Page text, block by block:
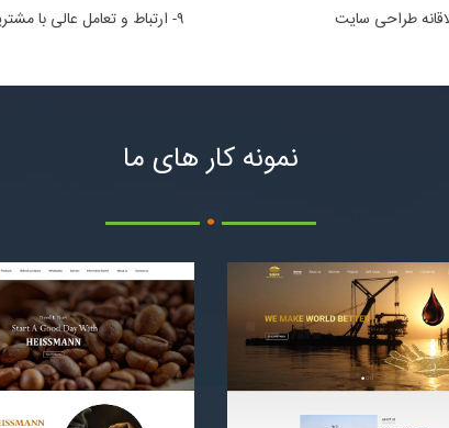
۹- ارتباط و تعامل عالی با مشتریان
نمونه کار های ما
.